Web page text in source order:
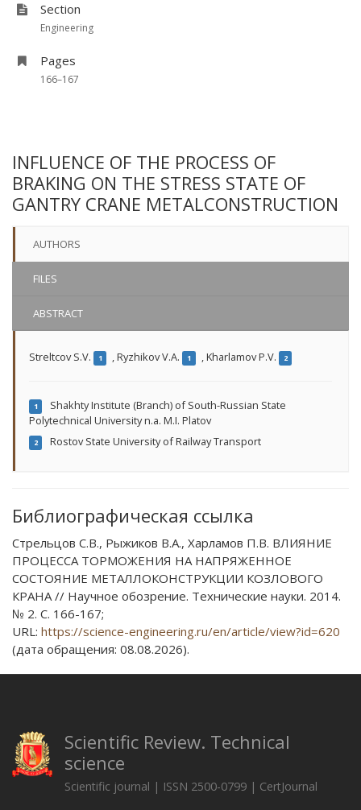
Section
Engineering
Pages
166–167
INFLUENCE OF THE PROCESS OF
BRAKING ON THE STRESS STATE OF
GANTRY CRANE METALCONSTRUCTION
AUTHORS
FILES
ABSTRACT
Streltcov S.V. 1 ,Ryzhikov V.A. 1 ,Kharlamov P.V. 2
1
Shakhty Institute (Branch) of South-Russian State
Polytechnical University n.a. M.I. Platov
2 Rostov State University of Railway Transport
Библиографическая ссылка
Стрельцов С.В., Рыжиков В.А., Харламов П.В. ВЛИЯНИЕ
ПРОЦЕССА ТОРМОЖЕНИЯ НА НАПРЯЖЕННОЕ
СОСТОЯНИЕ МЕТАЛЛОКОНСТРУКЦИИ КОЗЛОВОГО
КРАНА // Научное обозрение. Технические науки. 2014.
№ 2. С. 166-167;
URL: https://science-engineering.ru/en/article/view?id=620
(дата обращения: 08.08.2026).
Scientific Review. Technical
science
Scientific journal | ISSN 2500-0799 | CertJournal